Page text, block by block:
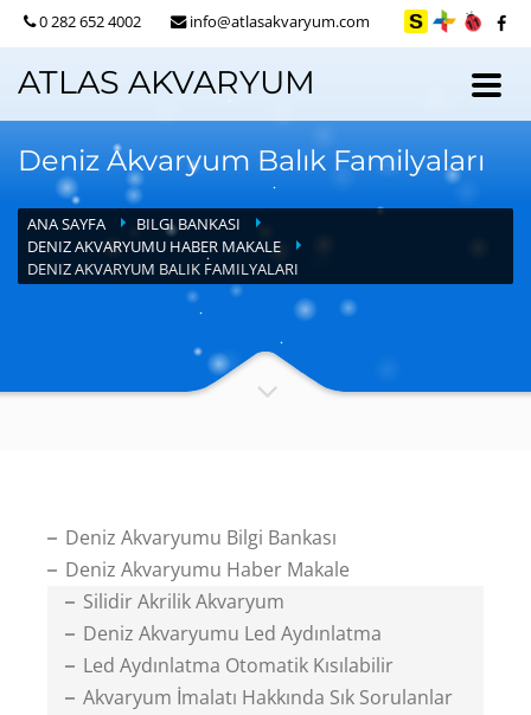
0 282 652 4002 info@atlasakvaryum.com
ATLAS AKVARYUM
Deniz Akvaryum Balık Familyaları
ANA SAYFA
BILGI BANKASI
DENIZ AKVARYUMU HABER MAKALE
DENIZ AKVARYUM BALIK FAMILYALARI
Deniz Akvaryumu Bilgi Bankası
Deniz Akvaryumu Haber Makale
Silidir Akrilik Akvaryum
Deniz Akvaryumu Led Aydınlatma
Led Aydınlatma Otomatik Kısılabilir
Akvaryum İmalatı Hakkında Sık Sorulanlar